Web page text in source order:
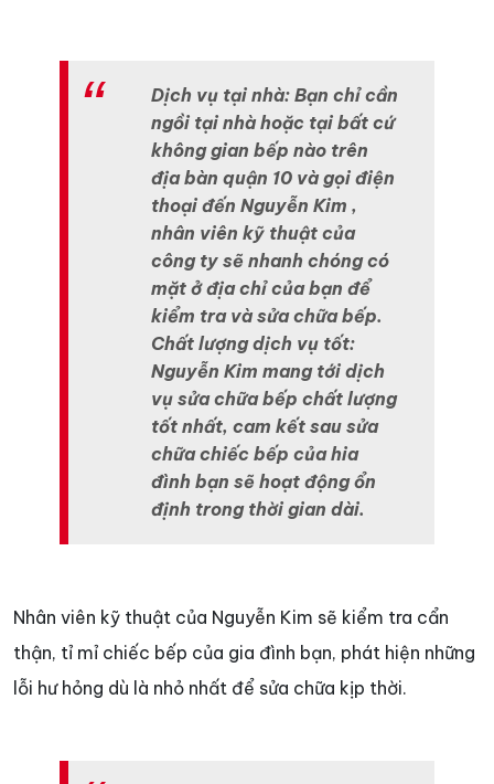
Dịch vụ tại nhà: Bạn chỉ cần
ngồi tại nhà hoặc tại bất cứ
không gian bếp nào trên
địa bàn quận 10 và gọi điện
thoại đến Nguyễn Kim ,
nhân viên kỹ thuật của
công ty sẽ nhanh chóng có
mặt ở địa chỉ của bạn để
kiểm tra và sửa chữa bếp.
Chất lượng dịch vụ tốt:
Nguyễn Kim mang tới dịch
vụ sửa chữa bếp chất lượng
tốt nhất, cam kết sau sửa
chữa chiếc bếp của hia
đình bạn sẽ hoạt động ổn
định trong thời gian dài.
Nhân viên kỹ thuật của Nguyễn Kim sẽ kiểm tra cẩn
thận, tỉ mỉ chiếc bếp của gia đình bạn, phát hiện những
lỗi hư hỏng dù là nhỏ nhất để sửa chữa kịp thời.